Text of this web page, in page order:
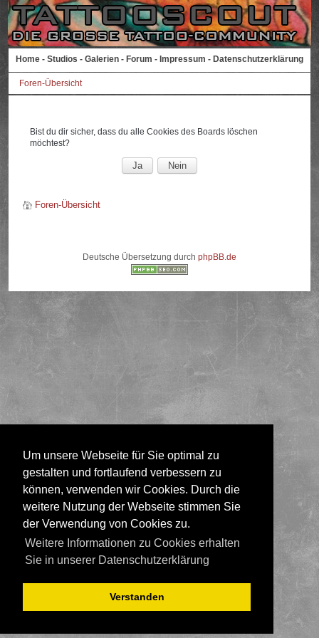
Um unsere Webseite für Sie optimal zu
gestalten und fortlaufend verbessern zu
können, verwenden wir Cookies. Durch die
weitere Nutzung der Webseite stimmen Sie
der Verwendung von Cookies zu.
Weitere Informationen zu Cookies erhalten
Sie in unserer Datenschutzerklärung
Verstanden
Home - Studios - Galerien - Forum - Impressum - Datenschutzerklärung
Foren-Übersicht
Bist du dir sicher, dass du alle Cookies des Boards löschen
möchtest?
Foren-Übersicht
Deutsche Übersetzung durch phpBB.de